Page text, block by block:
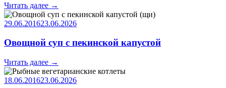
Читать далее →
29.06.201623.06.2026
Овощной суп с пекинской капустой
Читать далее →
18.06.201623.06.2026